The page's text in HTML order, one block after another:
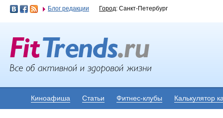
Блог редакции Город: Санкт-Петербург
Киноафиша Статьи Фитнес-клубы Калькулятор